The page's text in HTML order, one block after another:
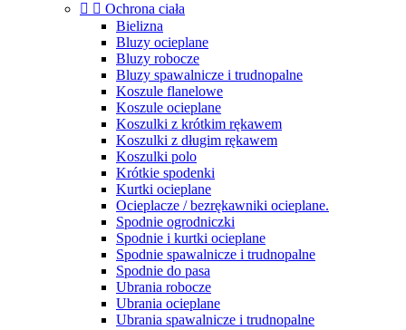
  Ochrona ciała
Bielizna
Bluzy ocieplane
Bluzy robocze
Bluzy spawalnicze i trudnopalne
Koszule flanelowe
Koszule ocieplane
Koszulki z krótkim rękawem
Koszulki z długim rękawem
Koszulki polo
Krótkie spodenki
Kurtki ocieplane
Ocieplacze / bezrękawniki ocieplane.
Spodnie ogrodniczki
Spodnie i kurtki ocieplane
Spodnie spawalnicze i trudnopalne
Spodnie do pasa
Ubrania robocze
Ubrania ocieplane
Ubrania spawalnicze i trudnopalne